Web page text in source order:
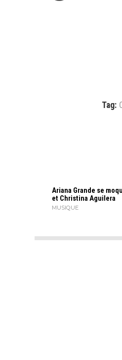
Tag:
Ariana Grande se
et Christina Aguilera
MUSIQUE